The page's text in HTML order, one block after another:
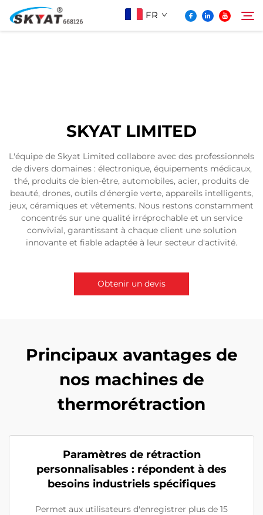
FR
Vidéo Et Application
Projets
SKYAT LIMITED
L'équipe de Skyat Limited collabore avec des professionnels
de divers domaines : électronique, équipements médicaux,
thé, produits de bien-être, automobiles, acier, produits de
beauté, drones, outils d'énergie verte, appareils intelligents,
jeux, céramiques et vêtements. Nous restons constamment
concentrés sur une qualité irréprochable et un service
convivial, garantissant à chaque client une solution
innovante et fiable adaptée à leur secteur d'activité.
Obtenir un devis
Principaux avantages de
nos machines de
thermorétraction
Paramètres de rétraction
personnalisables : répondent à des
besoins industriels spécifiques
Permet aux utilisateurs d'enregistrer plus de 15